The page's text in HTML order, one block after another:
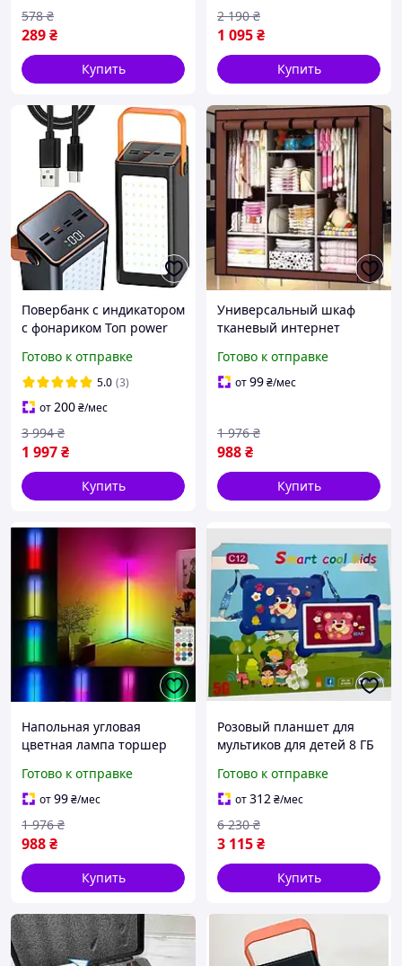
289₴
578 ₴
Купить
1 095₴
2 190 ₴
Купить
Повербанк с индикатором
с фонариком Топ power
зарядкой Внешний
аккумулятор черный
Готово к отправке
5.0 (3)
от200₴/мес
1 997₴
3 994 ₴
Купить
Универсальный шкаф
тканевый интернет
упорядочивания вещей
Текстильные гардеробы
Готово к отправке
от99₴/мес
988₴
1 976 ₴
Купить
Напольная угловая
цветная лампа торшер
светильник
Светодиодный RGB
торшер led
Готово к отправке
от99₴/мес
988₴
1 976 ₴
Купить
Розовый планшет для
мультиков для детей 8 ГБ
для развития 7 дюймов
Smart cool
Готово к отправке
от312₴/мес
3 115₴
6 230 ₴
Купить